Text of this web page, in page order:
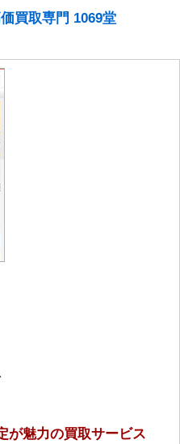
買取専門 1069堂
が魅力の買取サービス